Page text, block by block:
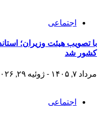
اجتماعی
با تصویب هیئت وزیران؛
کشور شد
مرداد ۷, ۱۴۰۵ - ژوئیه ۲۹, ۲۰۲۶
اجتماعی